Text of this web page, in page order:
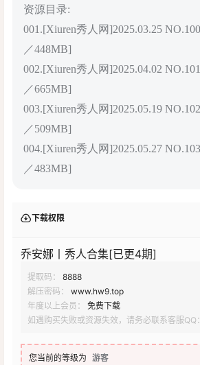
资源目录:
001.[Xiuren秀人网]2025.03.25
／448MB]
002.[Xiuren秀人网]2025.04.02
／665MB]
003.[Xiuren秀人网]2025.05.19
／509MB]
004.[Xiuren秀人网]2025.05.27
／483MB]
下载权限
乔安娜丨秀人合集[已更4期]
提取码：
8888
解压密码：
www.hw9.top
年度以上会员：
免费下载
如遇购买失败或资源失效，请务必联系客服QQ：
您当前的等级为 游客